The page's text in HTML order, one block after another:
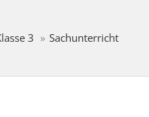
3
Sachunterricht